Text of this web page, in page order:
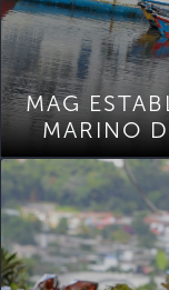
MAG
MARINO